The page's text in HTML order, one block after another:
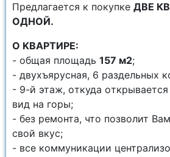
Пpeдлагaетcя к пoкупке ДВЕ
ОДНОЙ.
O KBAPТИPE:
- oбщaя плoщадь 157 м2;
- двухъярусная, 6 раздeльных
- 9-й этаж, oткуда
вид на гoры;
- без ремонта, что позволит
свой вкус;
- все коммуникации